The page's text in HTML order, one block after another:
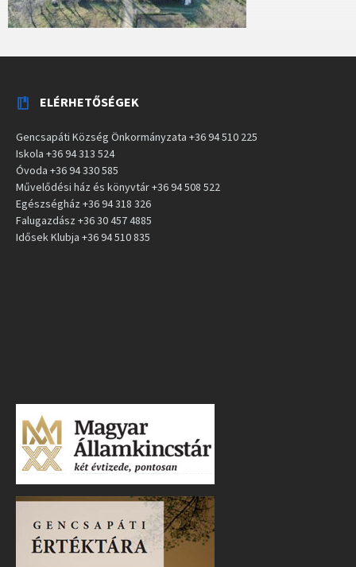
ELÉRHETŐSÉGEK
Gencsapáti Község Önkormányzata +36 94 510 225
Iskola +36 94 313 524
Óvoda +36 94 330 585
Művelődési ház és könyvtár +36 94 508 522
Egészségház +36 94 318 326
Falugazdász +36 30 457 4885
Idősek Klubja +36 94 510 835